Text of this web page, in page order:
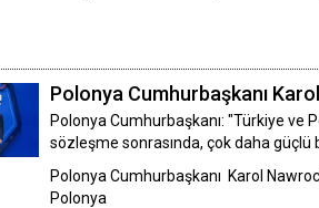
Polonya Cumhurbaşkanı
Polonya Cumhurbaşkanı: "Türkiye ve
sözleşme sonrasında, çok daha güçlü
Polonya Cumhurbaşkanı Karol
Polonya